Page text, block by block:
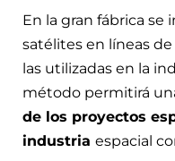
En la gran fábrica
satélites en líneas
las utilizadas en la
método permitirá
de los proyectos
industria espacial